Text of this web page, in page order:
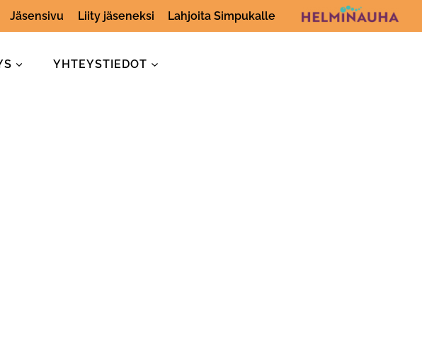
Jäsensivu Liity jäseneksi Lahjoita Simpukalle
YHTEYSTIEDOT